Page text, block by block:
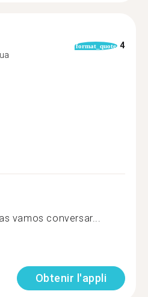
format_quote 4
vamos conversar...
Obtenir l'appli